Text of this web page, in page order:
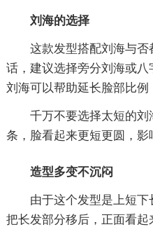
刘海的选择
这款发型搭配刘海与
话，建议选择旁分刘海或
刘海可以帮助延长脸部比例
千万不要选择太短的
条，脸看起来更短更圆，影
造型多变不沉闷
由于这个发型是上短
把长发部分移后，正面看